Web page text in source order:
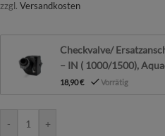
zzgl. Versandkosten
Checkvalve/
– IN ( 1000/1500),
18,90€ Vorrätig
- +